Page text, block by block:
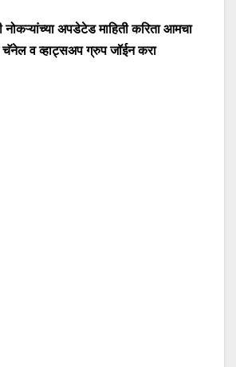
नोकऱ्यांच्या अपडेटेड माहिती करिता आमचा
चॅनेल व व्हाट्सअप ग्रुप जॉईन करा